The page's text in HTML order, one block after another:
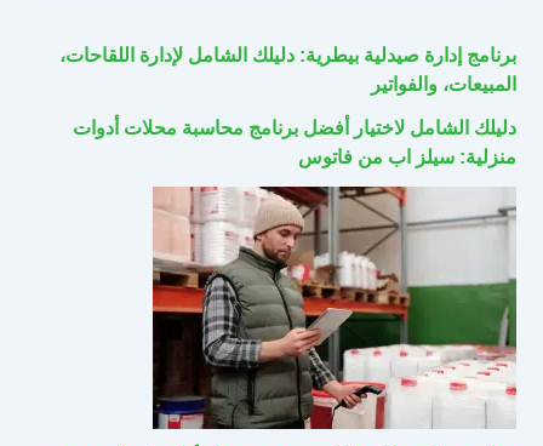
برنامج إدارة صيدلية بيطرية: دليلك الشامل لإدارة اللقاحات،
المبيعات، والفواتير
دليلك الشامل لاختيار أفضل برنامج محاسبة محلات أدوات
منزلية: سيلز اب من فاتوس